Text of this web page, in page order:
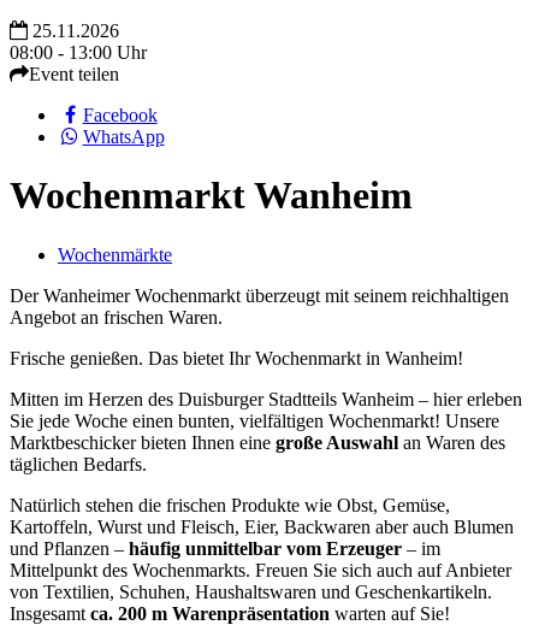
25.11.2026
08:00 - 13:00 Uhr
Event teilen
Facebook
WhatsApp
Wochenmarkt Wanheim
Wochenmärkte
Der Wanheimer Wochenmarkt überzeugt mit seinem reichhaltigen
Angebot an frischen Waren.
Frische genießen. Das bietet Ihr Wochenmarkt in Wanheim!
Mitten im Herzen des Duisburger Stadtteils Wanheim – hier erleben
Sie jede Woche einen bunten, vielfältigen Wochenmarkt! Unsere
Marktbeschicker bieten Ihnen eine große Auswahl an Waren des
täglichen Bedarfs.
Natürlich stehen die frischen Produkte wie Obst, Gemüse,
Kartoffeln, Wurst und Fleisch, Eier, Backwaren aber auch Blumen
und Pflanzen – häufig unmittelbar vom Erzeuger – im
Mittelpunkt des Wochenmarkts. Freuen Sie sich auch auf Anbieter
von Textilien, Schuhen, Haushaltswaren und Geschenkartikeln.
Insgesamt ca. 200 m Warenpräsentation warten auf Sie!